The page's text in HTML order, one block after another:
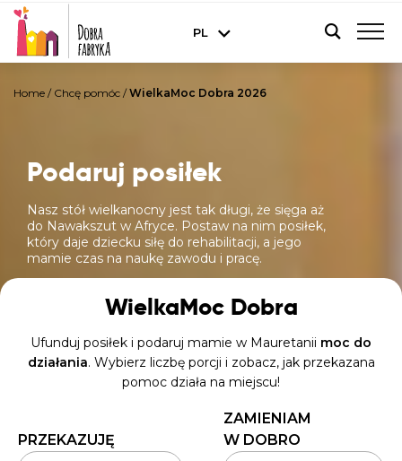
PL
Podaruj posiłek
Nasz stół wielkanocny jest tak długi, że sięga aż
do Nawakszut w Afryce. Postaw na nim posiłek,
który daje dziecku siłę do rehabilitacji, a jego
mamie czas na naukę zawodu i pracę.
WielkaMoc Dobra
Ufunduj posiłek i podaruj mamie w Mauretanii moc do
działania. Wybierz liczbę porcji i zobacz, jak przekazana
pomoc działa na miejscu!
PRZEKAZUJĘ
ZAMIENIAM
W DOBRO
Home / Chcę pomóc /WielkaMoc Dobra 2026